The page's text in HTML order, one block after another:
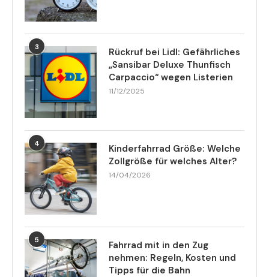
3
Rückruf bei Lidl: Gefährliches
„Sansibar Deluxe Thunfisch
Carpaccio“ wegen Listerien
11/12/2025
4
Kinderfahrrad Größe: Welche
Zollgröße für welches Alter?
14/04/2026
5
Fahrrad mit in den Zug
nehmen: Regeln, Kosten und
Tipps für die Bahn